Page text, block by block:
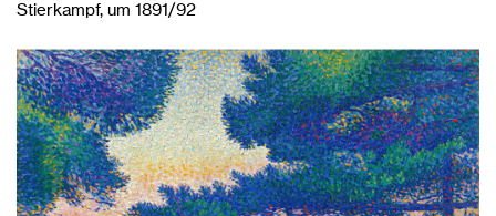
Stierkampf, um 1891/92